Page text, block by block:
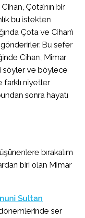
Çota’nın bir
bu istekten
Çota ve Cihan’ı
Bu sefer
Cihan, Mimar
söyler ve böylece
farklı niyetler
sonra hayatı
bırakalım
biri olan Mimar
Sultan
ser